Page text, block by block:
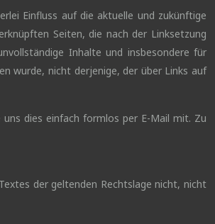
Einfluss auf die aktuelle und zukünftige
Seiten, die nach der Linksetzung
Inhalte und insbesondere für
wurde, nicht derjenige, der über Links auf
dies einfach formlos per E-Mail mit. Zu
der geltenden Rechtslage nicht, nicht